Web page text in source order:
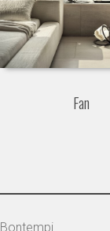
Fan
Bontempi